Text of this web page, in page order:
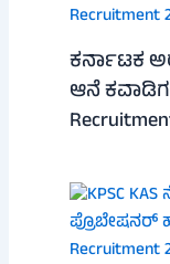
ಕರ್ನಾಟಕ
ಆನೆ ಕವಾಡಿಗ